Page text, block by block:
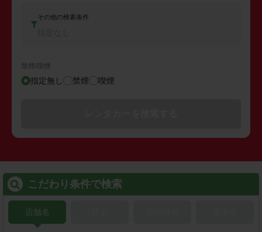
その他の検索条件
禁煙/喫煙
指定無し 禁煙 喫煙
こだわり条件で検索
店舗名